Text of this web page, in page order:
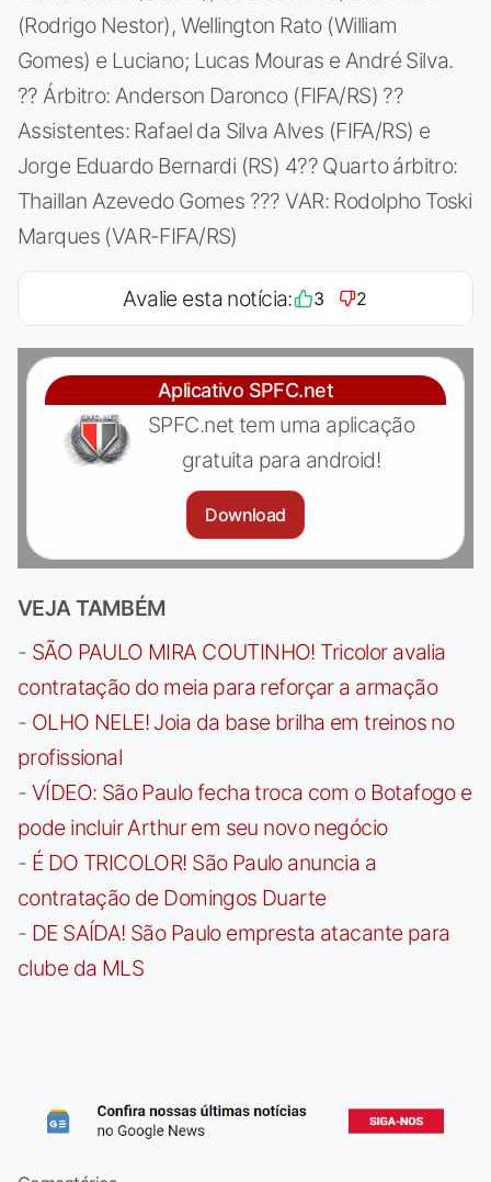
(Rodrigo Nestor), Wellington Rato (William
Gomes) e Luciano; Lucas Mouras e André Silva.
?? Árbitro: Anderson Daronco (FIFA/RS) ??
Assistentes: Rafael da Silva Alves (FIFA/RS) e
Jorge Eduardo Bernardi (RS) 4?? Quarto árbitro:
Thaillan Azevedo Gomes ??? VAR: Rodolpho Toski
Marques (VAR-FIFA/RS)
Avalie esta notícia: 3 2
Aplicativo SPFC.net
SPFC.net tem uma aplicação
gratuita para android!
Download
VEJA TAMBÉM
- SÃO PAULO MIRA COUTINHO! Tricolor avalia
contratação do meia para reforçar a armação
- OLHO NELE! Joia da base brilha em treinos no
profissional
- VÍDEO: São Paulo fecha troca com o Botafogo e
pode incluir Arthur em seu novo negócio
- É DO TRICOLOR! São Paulo anuncia a
contratação de Domingos Duarte
- DE SAÍDA! São Paulo empresta atacante para
clube da MLS